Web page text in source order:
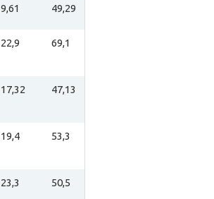
9,61 49,29
22,9 69,1
17,32 47,13
19,4 53,3
23,3 50,5